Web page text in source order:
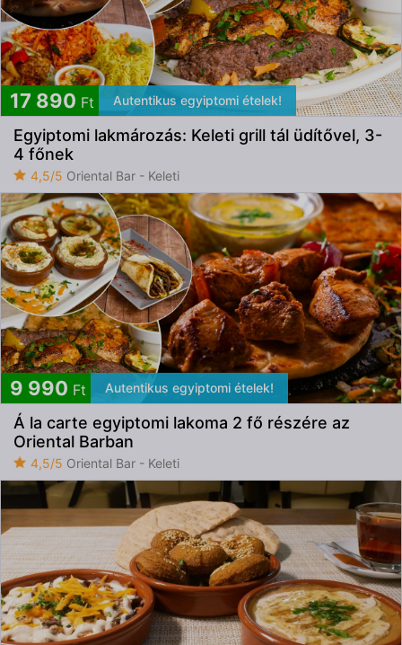
17 890 Ft Autentikus egyiptomi ételek!
Egyiptomi lakmározás: Keleti grill tál üdítővel, 3-
4 főnek
4,5/5 Oriental Bar - Keleti
9 990 Ft Autentikus egyiptomi ételek!
Á la carte egyiptomi lakoma 2 fő részére az
Oriental Barban
4,5/5 Oriental Bar - Keleti